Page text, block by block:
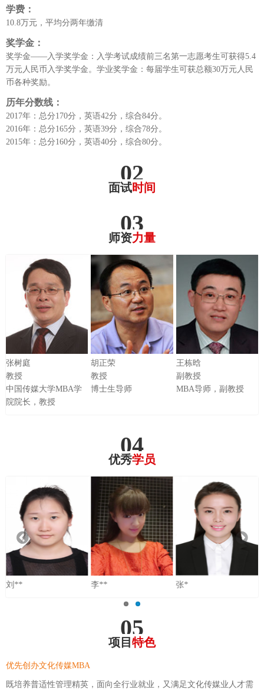
学费：
10.8万元，平均分两年缴清
奖学金：
奖学金——入学奖学金：入学考试成绩前三名第一志愿考生可获得5.4
万元人民币入学奖学金。学业奖学金：每届学生可获总额30万元人民
币各种奖励。
历年分数线：
2017年：总分170分，英语42分，综合84分。
2016年：总分165分，英语39分，综合78分。
2015年：总分160分，英语40分，综合80分。
02
面试时间
03
师资力量
张树庭
教授
中国传媒大学MBA学
院院长，教授
胡正荣
教授
博士生导师
王栋晗
副教授
MBA导师，副教授
04
优秀学员
刘** 李** 张*
05
项目 特色
优先创办文化传媒MBA
既培养普适性管理精英，面向全行业就业，又满足文化传媒业人才需